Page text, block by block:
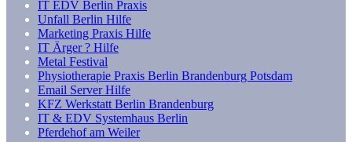
IT EDV Berlin Praxis
Unfall Berlin Hilfe
Marketing Praxis Hilfe
IT Ärger ? Hilfe
Metal Festival
Physiotherapie Praxis Berlin Brandenburg Potsdam
Email Server Hilfe
KFZ Werkstatt Berlin Brandenburg
IT & EDV Systemhaus Berlin
Pferdehof am Weiler